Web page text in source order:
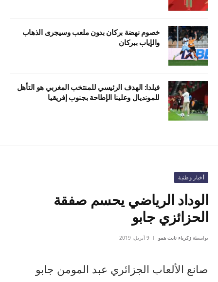
خصوم نهضة بركان بدون ملعب وسيجرى الذهاب
والإياب ببركان
فيلدا: الهدف الرئيسي للمنتخب المغربي هو التأهل
للمونديال وعلينا الإطاحة بجنوب إفريقيا
أخبار وطنية
الوداد الرياضي يحسم صفقة
الحزائزي جابو
بواسطة زكرياء نايت همو 9 أبريل، 2019
صانع الألعاب الجزائري عبد المومن جابو